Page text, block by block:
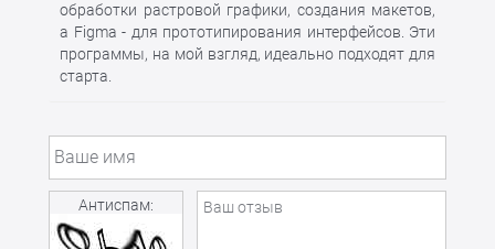
обработки растровой графики, создания макетов,
а Figma - для прототипирования интерфейсов. Эти
программы, на мой взгляд, идеально подходят для
старта.
Антиспам: